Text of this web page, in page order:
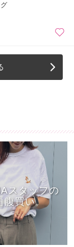
スタッフの
腹買い